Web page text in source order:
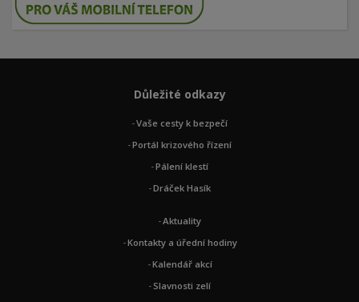
Důležité odkazy
Vaše cesty k bezpečí
Portál krizového řízení
Pálení klestí
Dráček Hasík
Aktuality
Kontakty a úřední hodiny
Kalendář akcí
Slavnosti zelí